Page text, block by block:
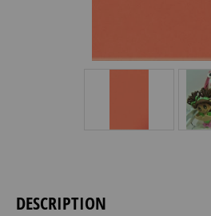
DESCRIPTION